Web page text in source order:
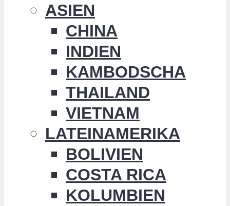
ASIEN
CHINA
INDIEN
KAMBODSCHA
THAILAND
VIETNAM
LATEINAMERIKA
BOLIVIEN
COSTA RICA
KOLUMBIEN